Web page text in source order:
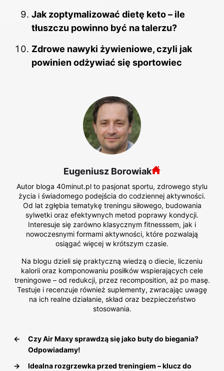
Jak zoptymalizować dietę keto – ile
tłuszczu powinno być na talerzu?
Zdrowe nawyki żywieniowe, czyli jak
powinien odżywiać się sportowiec
Eugeniusz Borowiak
Autor bloga 40minut.pl to pasjonat sportu, zdrowego stylu
życia i świadomego podejścia do codziennej aktywności.
Od lat zgłębia tematykę treningu siłowego, budowania
sylwetki oraz efektywnych metod poprawy kondycji.
Interesuje się zarówno klasycznym fitnesssem, jak i
nowoczesnymi formami aktywności, które pozwalają
osiągać więcej w krótszym czasie.
Na blogu dzieli się praktyczną wiedzą o diecie, liczeniu
kalorii oraz komponowaniu posiłków wspierających cele
treningowe – od redukcji, przez recomposition, aż po masę.
Testuje i recenzuje również suplementy, zwracając uwagę
na ich realne działanie, skład oraz bezpieczeństwo
stosowania.
←
Czy Air Maxy sprawdzą się jako buty do biegania?
Odpowiadamy!
→
Idealna rozgrzewka przed treningiem – klucz do